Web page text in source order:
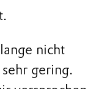
nicht
gering.